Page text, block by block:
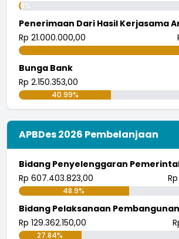
0%
Penerimaan Dari Hasil Kerjasama
Rp 21.000.000,00
Bunga Bank
Rp 2.150.353,00
40.99%
APBDes 2026 Pembelanjaan
Bidang Penyelenggaran
Rp 607.403.823,00
48.9%
Bidang Pelaksanaan
Rp 129.362.150,00
27.84%